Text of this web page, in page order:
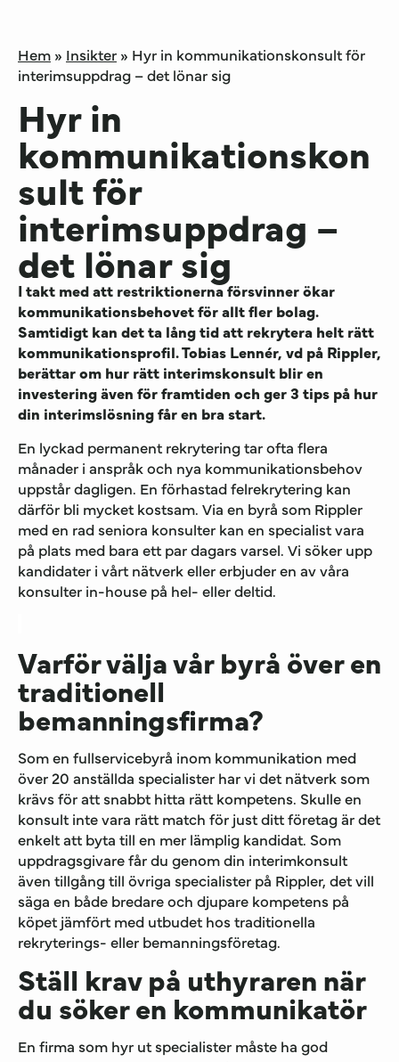
Hem » Insikter » Hyr in kommunikationskonsult för
interimsuppdrag – det lönar sig
Hyr in
kommunikationskon
sult för
interimsuppdrag –
det lönar sig
I takt med att restriktionerna försvinner ökar
kommunikationsbehovet för allt fler bolag.
Samtidigt kan det ta lång tid att rekrytera helt rätt
kommunikationsprofil. Tobias Lennér, vd på Rippler,
berättar om hur rätt interimskonsult blir en
investering även för framtiden och ger 3 tips på hur
din interimslösning får en bra start.
En lyckad permanent rekrytering tar ofta flera
månader i anspråk och nya kommunikationsbehov
uppstår dagligen. En förhastad felrekrytering kan
därför bli mycket kostsam. Via en byrå som Rippler
med en rad seniora konsulter kan en specialist vara
på plats med bara ett par dagars varsel. Vi söker upp
kandidater i vårt nätverk eller erbjuder en av våra
konsulter in-house på hel- eller deltid.
Varför välja vår byrå över en
traditionell
bemanningsfirma?
Som en fullservicebyrå inom kommunikation med
över 20 anställda specialister har vi det nätverk som
krävs för att snabbt hitta rätt kompetens. Skulle en
konsult inte vara rätt match för just ditt företag är det
enkelt att byta till en mer lämplig kandidat. Som
uppdragsgivare får du genom din interimkonsult
även tillgång till övriga specialister på Rippler, det vill
säga en både bredare och djupare kompetens på
köpet jämfört med utbudet hos traditionella
rekryterings- eller bemanningsföretag.
Ställ krav på uthyraren när
du söker en kommunikatör
En firma som hyr ut specialister måste ha god